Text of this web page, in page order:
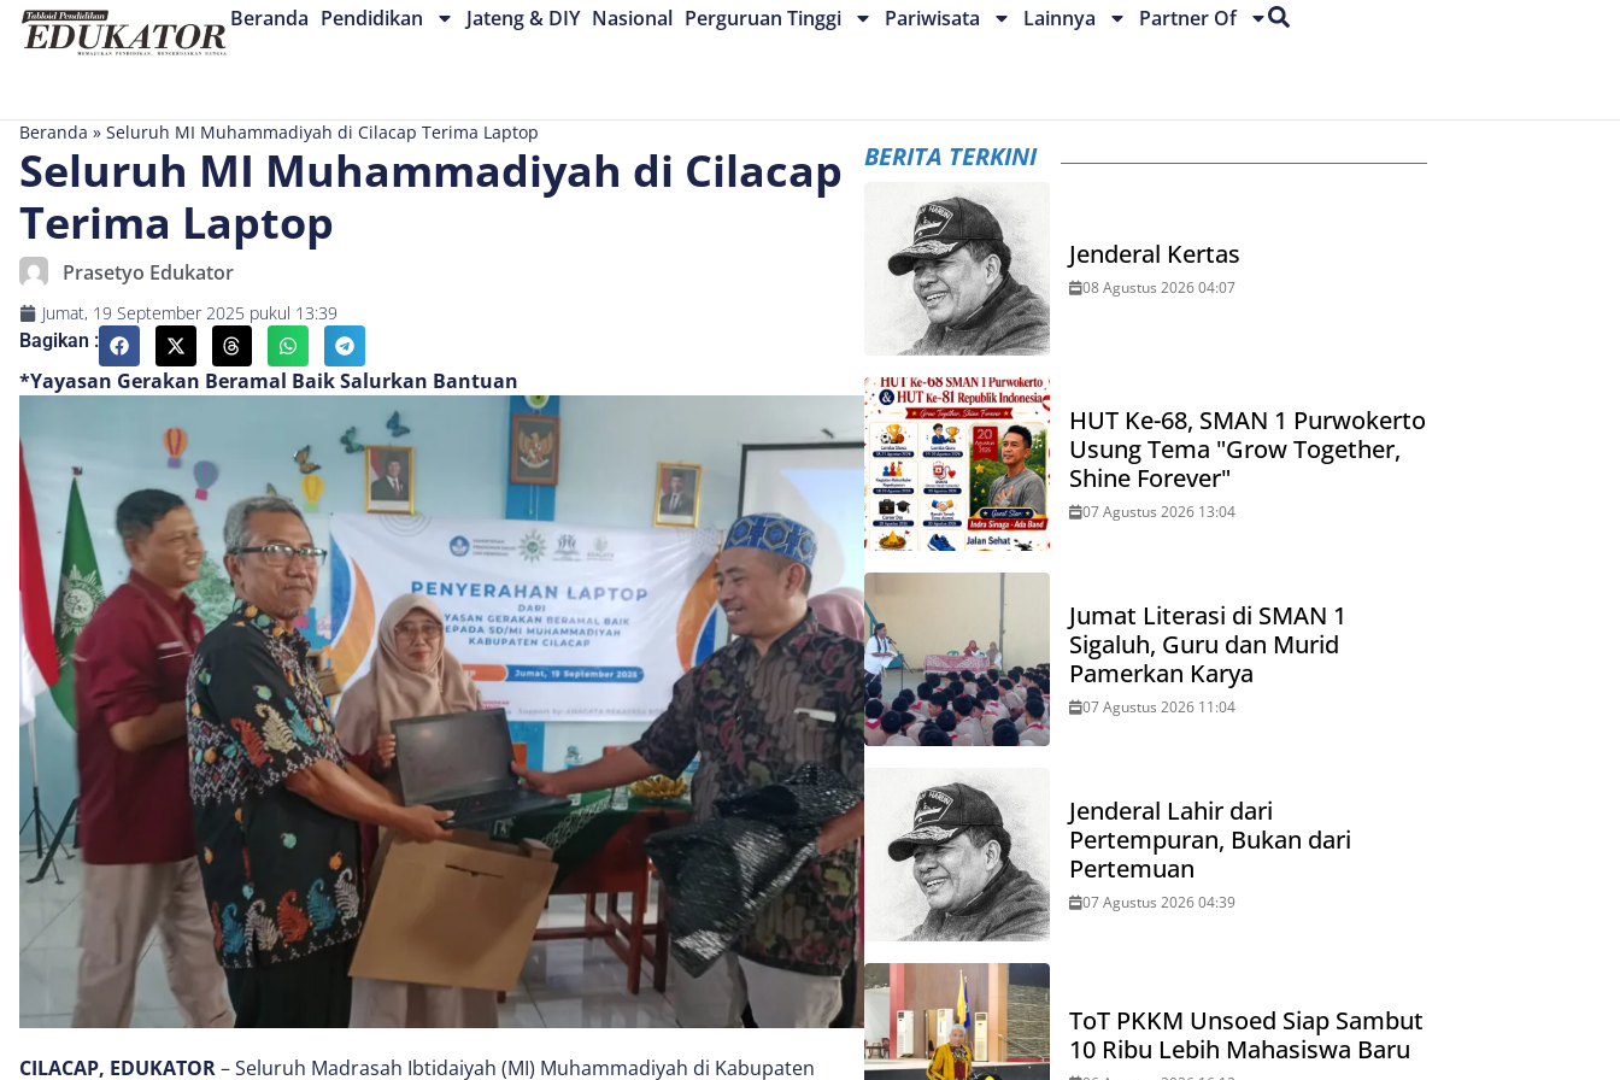
Beranda Pendidikan Jateng & DIY Nasional Perguruan Tinggi Pariwisata Lainnya Partner Of
Beranda » Seluruh MI Muhammadiyah di Cilacap Terima Laptop
Seluruh MI Muhammadiyah di Cilacap
Terima Laptop
Prasetyo Edukator
Jumat, 19 September 2025 pukul 13:39
Bagikan :
*Yayasan Gerakan Beramal Baik Salurkan Bantuan
CILACAP, EDUKATOR– Seluruh Madrasah Ibtidaiyah (MI) Muhammadiyah di Kabupaten
BERITA TERKINI
Jenderal Kertas
08 Agustus 2026 04:07
HUT Ke-68, SMAN 1 Purwokerto
Usung Tema "Grow Together,
Shine Forever"
07 Agustus 2026 13:04
Jumat Literasi di SMAN 1
Sigaluh, Guru dan Murid
Pamerkan Karya
07 Agustus 2026 11:04
Jenderal Lahir dari
Pertempuran, Bukan dari
Pertemuan
07 Agustus 2026 04:39
ToT PKKM Unsoed Siap Sambut
10 Ribu Lebih Mahasiswa Baru